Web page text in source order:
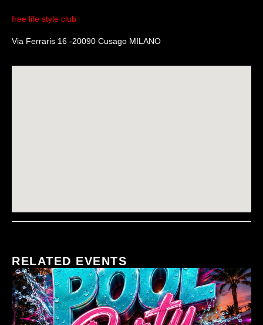
free life style club
Via Ferraris 16 -20090 Cusago MILANO
RELATED EVENTS